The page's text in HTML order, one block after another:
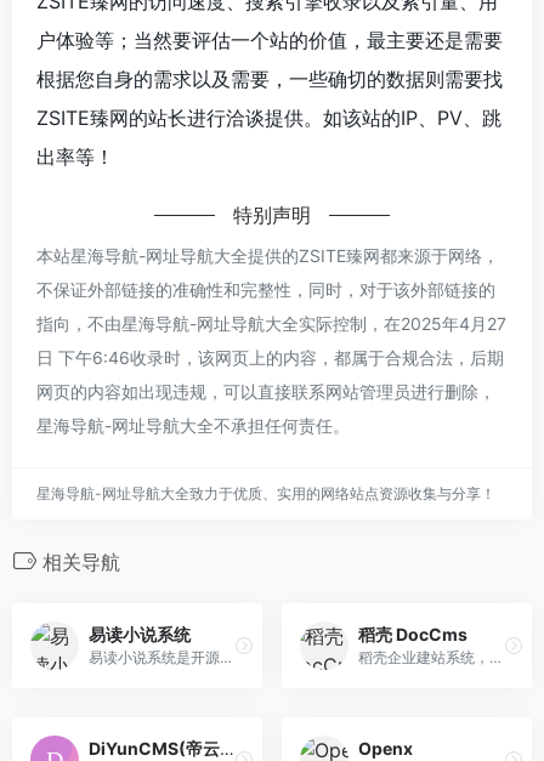
户体验等；当然要评估一个站的价值，最主要还是需要
根据您自身的需求以及需要，一些确切的数据则需要找
ZSITE臻网的站长进行洽谈提供。如该站的IP、PV、跳
出率等！
特别声明
本站星海导航-网址导航大全提供的ZSITE臻网都来源于网络，
不保证外部链接的准确性和完整性，同时，对于该外部链接的
指向，不由星海导航-网址导航大全实际控制，在2025年4月27
日 下午6:46收录时，该网页上的内容，都属于合规合法，后期
网页的内容如出现违规，可以直接联系网站管理员进行删除，
星海导航-网址导航大全不承担任何责任。
星海导航-网址导航大全致力于优质、实用的网络站点资源收集与分享！
相关导航
易读小说系统
易读小说系统是开源的JAVA项目，可以帮你快速搭建自己的小说系统!
稻壳 DocCms
稻壳企业建站系统，又名稻壳cms、doccms，前身源于深喉咙企业建站系统ShlCms，是业内领先的免费开源企业网站建设系统、企业网站生成系统。
DiYunCMS(帝云CMS) Openx